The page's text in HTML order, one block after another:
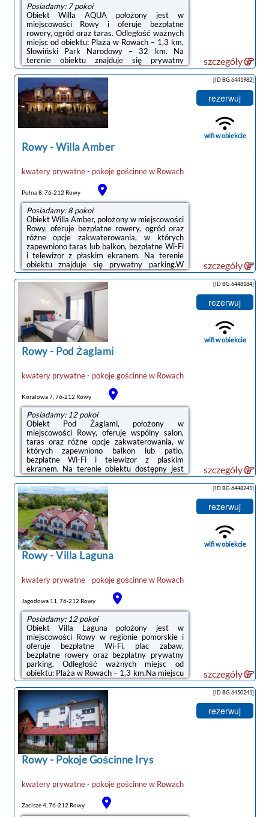
Posiadamy: 7 pokoi
Obiekt Willa AQUA położony jest w
miejscowości Rowy i oferuje bezpłatne
rowery, ogród oraz taras. Odległość ważnych
miejsc od obiektu: Plaża w Rowach – 1,3 km,
Słowiński Park Narodowy – 32 km. Na
terenie obiektu znajduje się prywatny
parking.Na miejscu znajduje się telewizor z
płaskim ekranem oraz prywatna łazienka z
prysznicem. Aneks kuchenny wyposażono w
lodówkę, mikrofalówkę oraz płytę kuchenną.
Niektóre opcje zakwaterowania mają część
wypoczynkową lub balkon.Na terenie obiektu
Willa AQUA znajduje się sprzęt do
obiektu: ...
szczegóły
Rowy-Willa Amber
kwatery prywatne - pokoje gościnnew Rowach
Polna 8, 76-212 Rowy
Posiadamy: 8 pokoi
Obiekt Willa Amber, położony w miejscowości
Rowy, oferuje bezpłatne rowery, ogród oraz
różne opcje zakwaterowania, w których
zapewniono taras lub balkon, bezpłatne Wi-Fi
i telewizor z płaskim ekranem. Na terenie
obiektu znajduje się prywatny parking.W
niektórych opcjach zakwaterowania
zapewniono także kuchnię z mikrofalówką i
płytą kuchenną.Na miejscu dostępny jest plac
zabaw i sprzęt do grillowania, a w okolicy
panują doskonałe warunki do uprawiania
jazdy na rowerze.Odległość ważnych miejsc
od obiektu: Plaża w Rowach – niecały
kilometr, Słowiński Park Narodowy ...
[ID BG.6441982]
rezerwuj
wifi w obiekcie
szczegóły
Rowy- Pod Żaglami
kwatery prywatne - pokoje gościnnew Rowach
Koralowa 7, 76-212 Rowy
Posiadamy: 12 pokoi
Obiekt Pod Żaglami, położony w
miejscowości Rowy, oferuje wspólny salon,
taras oraz różne opcje zakwaterowania, w
których zapewniono balkon lub patio,
bezpłatne Wi-Fi i telewizor z płaskim
ekranem. Na terenie obiektu dostępny jest
prywatny parking.Do dyspozycji Gości jest
aneks kuchenny z pełnym wyposażeniem
oraz prywatna łazienka.Na terenie obiektu
Pod Żaglami znajduje się plac zabaw i sprzęt
do grillowania.Odległość ważnych miejsc od
obiektu: Plaża w Rowach – 1,2 km, Słowiński
Park Narodowy – 34 km. Lotnisko Lotnisko
Gdańsk-Rębiechowo znajduje się 134 km od
obiektu.Doba ...
[ID BG.6448184]
rezerwuj
wifi w obiekcie
szczegóły
Rowy-Villa Laguna
kwatery prywatne - pokoje gościnnew Rowach
Jagodowa 11, 76-212 Rowy
Posiadamy: 12 pokoi
Obiekt Villa Laguna położony jest w
miejscowości Rowy w regionie pomorskie i
oferuje bezpłatne Wi-Fi, plac zabaw,
bezpłatne rowery oraz bezpłatny prywatny
parking. Odległość ważnych miejsc od
obiektu: Plaża w Rowach – 1,3 km.Na miejscu
znajduje się telewizor z płaskim ekranem oraz
prywatna łazienka z prysznicem i suszarką do
włosów. Aneks kuchenny wyposażono w
lodówkę, mikrofalówkę oraz płytę
kuchenną.Podczas pobytu Goście mogą
odprężyć się w ogrodzie.Odległość ważnych
miejsc od obiektu: Słowiński Park Narodowy –
33 km, Promenada w Ustce – 22 km.
Lotnisko ...
[ID BG.6448241]
rezerwuj
wifi w obiekcie
szczegóły
Rowy- Pokoje Gościnne Irys
kwatery prywatne - pokoje gościnnew Rowach
Zacisze 4, 76-212 Rowy
[ID BG.6450241]
rezerwuj